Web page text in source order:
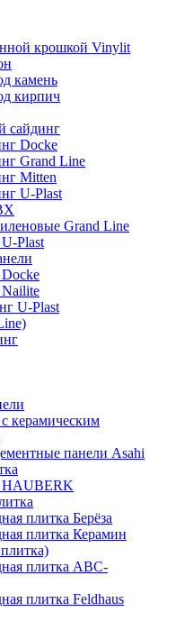
крошкой Vinylit
камень
кирпич
сайдинг
Docke
Grand Line
Mitten
U-Plast
Grand Line
Plast
U-Plast
керамическим
панели Asahi
плитка Берёза
плитка Керамин
плитка ABC-
плитка Feldhaus